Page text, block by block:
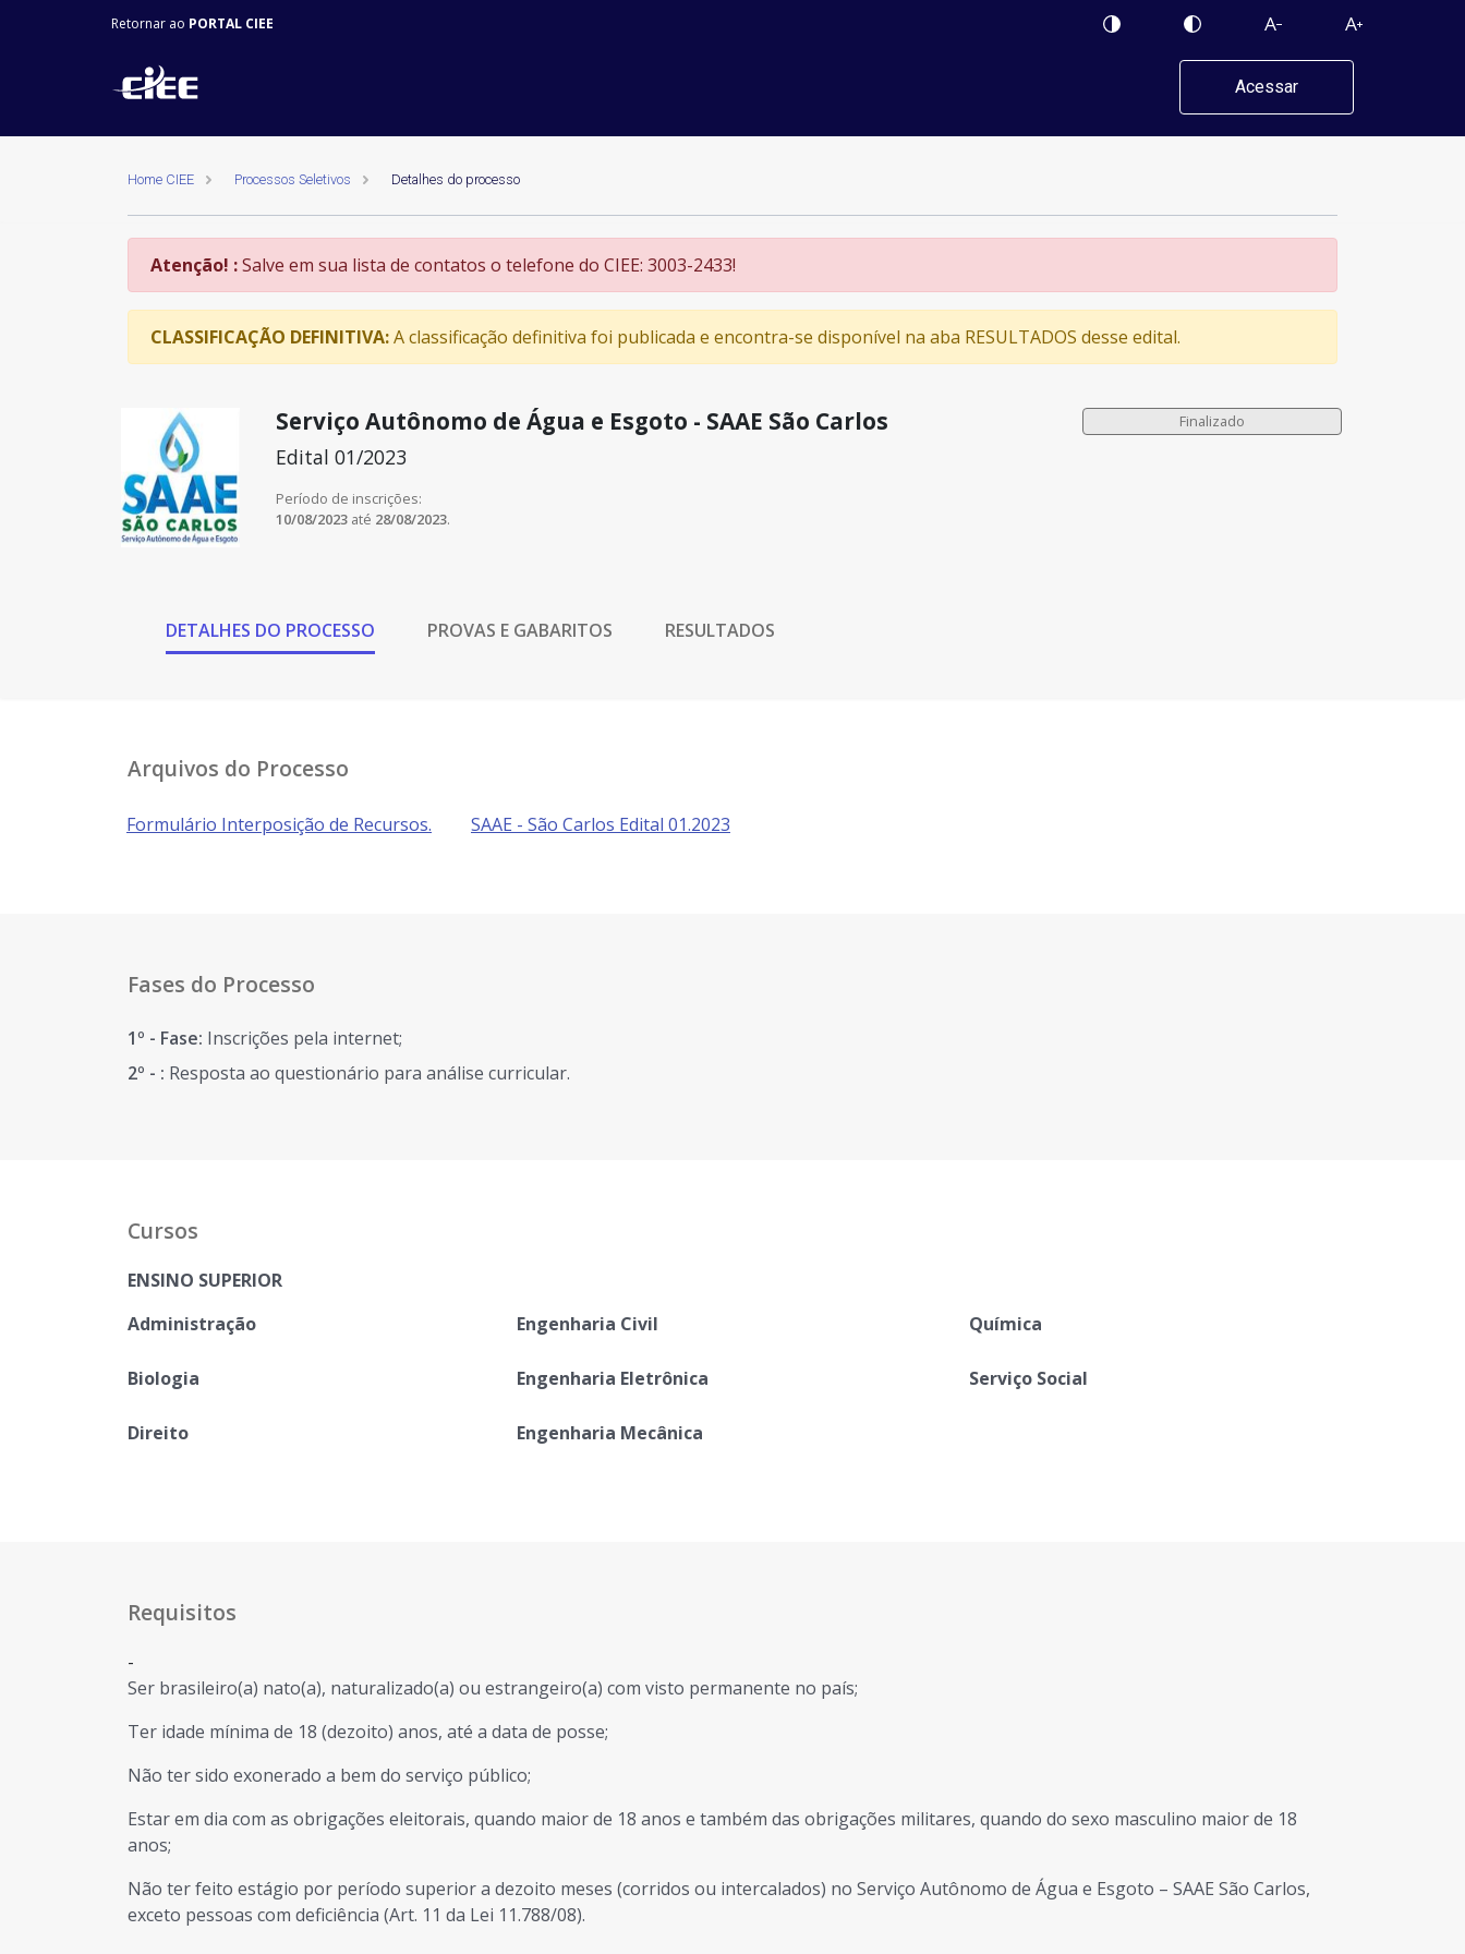
Retornar ao PORTAL CIEE
Acessar
Home CIEE Processos Seletivos Detalhes do processo
Atenção! :Salve em sua lista de contatos o telefone do CIEE: 3003-2433!
CLASSIFICAÇÃO DEFINITIVA:A classificação definitiva foi publicada e encontra-se disponível na aba RESULTADOS desse edital.
Serviço Autônomo de Água e Esgoto - SAAE São Carlos
Edital 01/2023
Período de inscrições:
10/08/2023até 28/08/2023.
DETALHES DO PROCESSO PROVAS E GABARITOS RESULTADOS
Arquivos do Processo
Formulário Interposição de Recursos. SAAE - São Carlos Edital 01.2023
Fases do Processo
1º - Fase: Inscrições pela internet;
2º - : Resposta ao questionário para análise curricular.
Cursos
ENSINO SUPERIOR
Administração
Biologia
Direito
Engenharia Civil
Engenharia Eletrônica
Engenharia Mecânica
Química
Serviço Social
Requisitos
-
Ser brasileiro(a) nato(a), naturalizado(a) ou estrangeiro(a) com visto permanente no país;
Ter idade mínima de 18 (dezoito) anos, até a data de posse;
Não ter sido exonerado a bem do serviço público;
Estar em dia com as obrigações eleitorais, quando maior de 18 anos e também das obrigações militares, quando do sexo masculino maior de 18
anos;
Não ter feito estágio por período superior a dezoito meses (corridos ou intercalados) no Serviço Autônomo de Água e Esgoto – SAAE São Carlos,
exceto pessoas com deficiência (Art. 11 da Lei 11.788/08).